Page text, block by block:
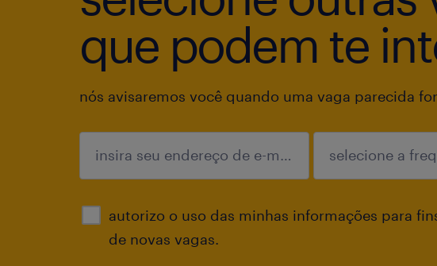
que podem te
nós avisaremos você quando uma vaga parecida
autorizo o uso das minhas informações para
de novas vagas.
enviar